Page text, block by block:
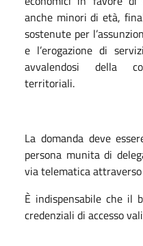
anche minori di età,
sostenute per
e l’erogazione di
avvalendosi della
territoriali.
La domanda deve
persona munita di
via telematica
È indispensabile che il
credenziali di accesso